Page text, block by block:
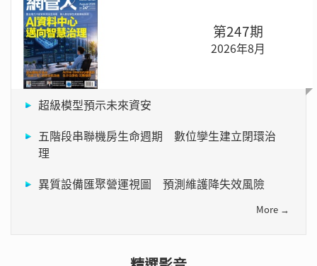
第247期
2026年8月
超級模型預示未來資安
五階段串聯機房生命週期 數位孿生建立閉環治
理
異質設備匯聚營運視圖 預測維護降失效風險
More →